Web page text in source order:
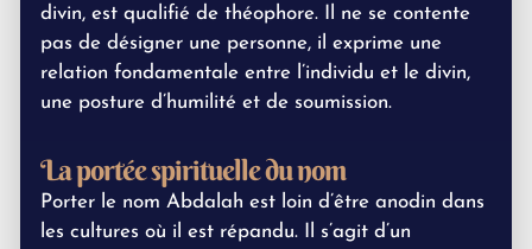
divin, est qualifié de théophore. Il ne se contente
pas de désigner une personne, il exprime une
relation fondamentale entre l’individu et le divin,
une posture d’humilité et de soumission.
La portée spirituelle du nom
Porter le nom Abdalah est loin d’être anodin dans
les cultures où il est répandu. Il s’agit d’un